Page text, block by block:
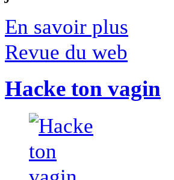
En savoir plus
Revue du web
Hacke ton vagin